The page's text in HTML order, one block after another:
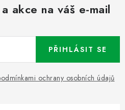
akce na váš e-mail
ochrany osobních údajů
PŘIHLÁSIT SE